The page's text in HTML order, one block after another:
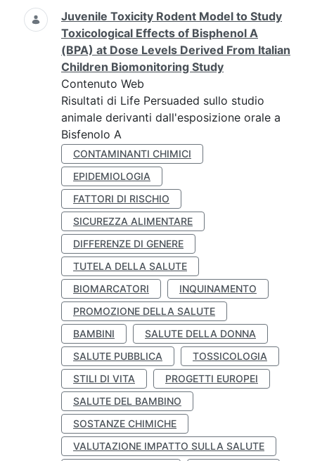
Juvenile Toxicity Rodent Model to Study
Toxicological Effects of Bisphenol A
(BPA) at Dose Levels Derived From Italian
Children Biomonitoring Study
Contenuto Web
Risultati di Life Persuaded sullo studio
animale derivanti dall'esposizione orale a
Bisfenolo A
CONTAMINANTI CHIMICI
EPIDEMIOLOGIA
FATTORI DI RISCHIO
SICUREZZA ALIMENTARE
DIFFERENZE DI GENERE
TUTELA DELLA SALUTE
BIOMARCATORI
INQUINAMENTO
PROMOZIONE DELLA SALUTE
BAMBINI
SALUTE DELLA DONNA
SALUTE PUBBLICA
TOSSICOLOGIA
STILI DI VITA
PROGETTI EUROPEI
SALUTE DEL BAMBINO
SOSTANZE CHIMICHE
VALUTAZIONE IMPATTO SULLA SALUTE